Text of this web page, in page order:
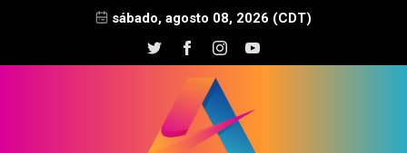
sábado, agosto 08, 2026 (CDT)